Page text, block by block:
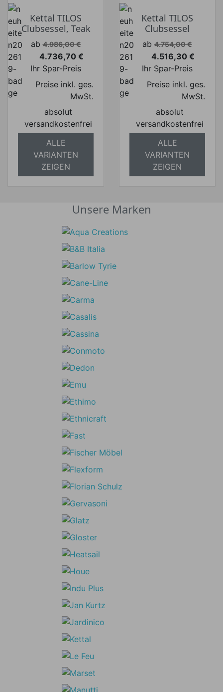
Kettal TILOS
Clubsessel, Teak
Verkaufspreis
ab 4.986,00 €
Preis
4.736,70 €
Ihr Spar-Preis
Preise inkl. ges.
MwSt.
absolut
versandkostenfrei
ALLE
VARIANTEN
ZEIGEN
Kettal TILOS
Clubsessel
Verkaufspreis
ab 4.754,00 €
Preis
4.516,30 €
Ihr Spar-Preis
Preise inkl. ges.
MwSt.
absolut
versandkostenfrei
ALLE
VARIANTEN
ZEIGEN
Unsere Marken